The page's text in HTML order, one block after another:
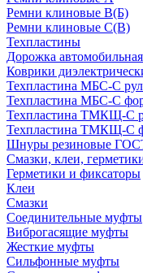
Ремни клиновые В(Б)
Ремни клиновые С(В)
Техпластины
Дорожка автомобильная
Коврики
Техпластина МБС-С
Техпластина МБС-С
Техпластина ТМКЩ-С
Техпластина ТМКЩ-С
Шнуры резиновые
Смазки, клеи,
Герметики и фиксаторы
Клеи
Смазки
Соединительные муфты
Виброгасящие муфты
Жесткие муфты
Сильфонные муфты